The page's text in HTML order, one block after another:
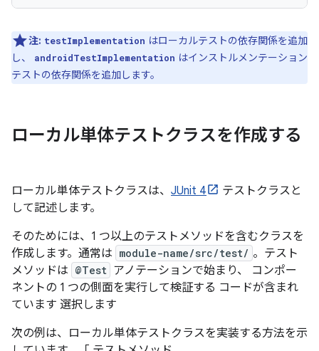
注: testImplementation はローカルテストの依存関係を追加
し、
androidTestImplementation はインストルメンテーション
テストの依存関係を追加します。
ローカル単体テストクラスを作成する
ローカル単体テストクラスは、 JUnit 4
テストクラスと
して記述します。
そのためには、1 つ以上のテストメソッドを含むクラスを
作成します。通常は module-name/src/test/ 。テスト
メソッドは @Test アノテーションで始まり、 コンポー
ネントの 1 つの側面を実行して検証する コードが含まれ
ています 選択します
次の例は、ローカル単体テストクラスを実装する方法を示